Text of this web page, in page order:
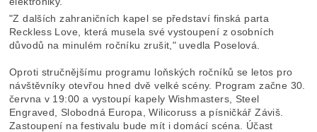
"Z dalších zahraničních kapel se představí finská parta
Reckless Love, která musela své vystoupení z osobních
důvodů na minulém ročníku zrušit," uvedla Poselová.
Oproti stručnějšímu programu loňských ročníků se letos pro
návštěvníky otevřou hned dvě velké scény. Program začne 30.
června v 19:00 a vystoupí kapely Wishmasters, Steel
Engraved, Slobodná Europa, Wilicoruss a písničkář Záviš.
Zastoupení na festivalu bude mít i domácí scéna. Účast